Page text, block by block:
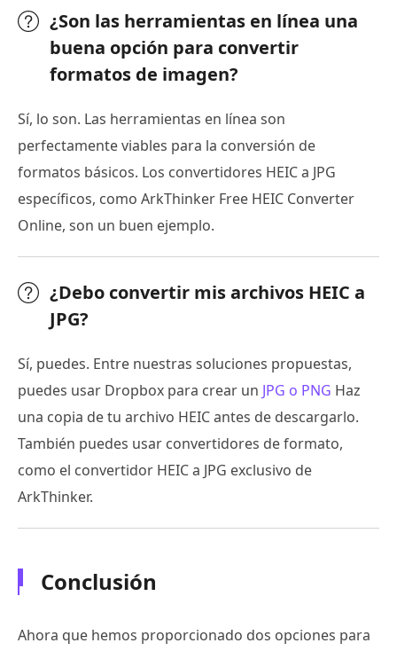
¿Son las herramientas en línea una
buena opción para convertir
formatos de imagen?
Sí, lo son. Las herramientas en línea son
perfectamente viables para la conversión de
formatos básicos. Los convertidores HEIC a JPG
específicos, como ArkThinker Free HEIC Converter
Online, son un buen ejemplo.
¿Debo convertir mis archivos HEIC a
JPG?
Sí, puedes. Entre nuestras soluciones propuestas,
puedes usar Dropbox para crear un JPG o PNG Haz
una copia de tu archivo HEIC antes de descargarlo.
También puedes usar convertidores de formato,
como el convertidor HEIC a JPG exclusivo de
ArkThinker.
Conclusión
Ahora que hemos proporcionado dos opciones para